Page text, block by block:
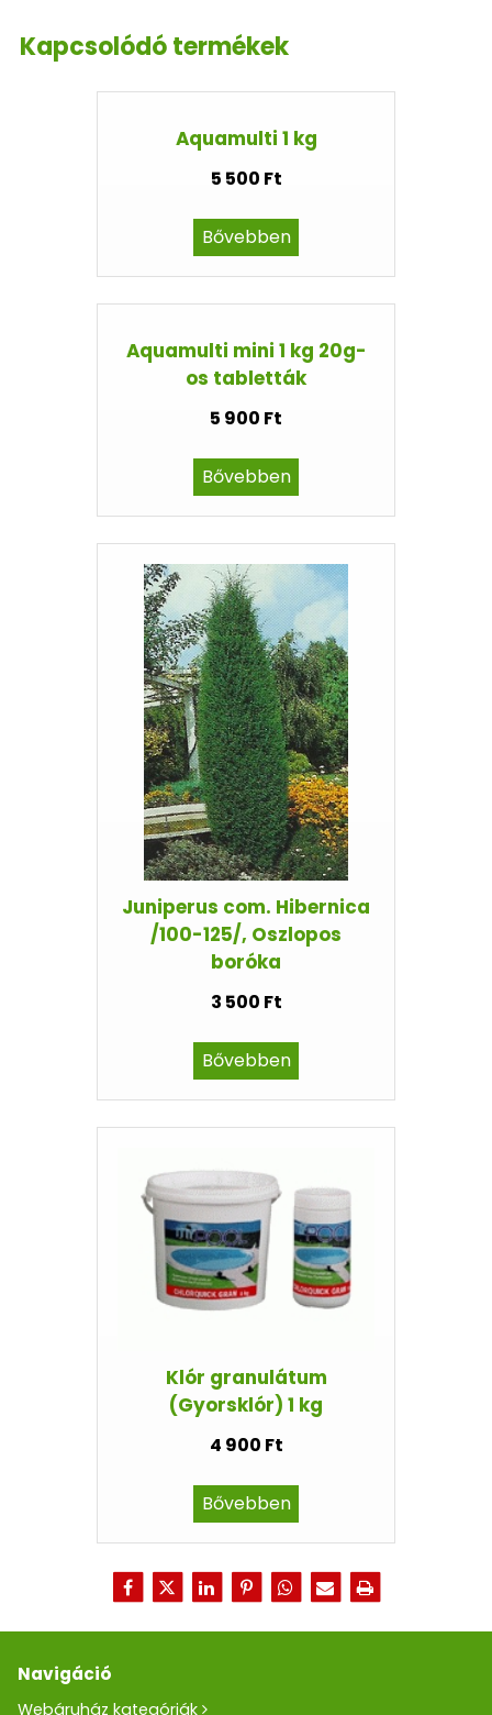
Kapcsolódó termékek
Aquamulti 1 kg
5 500 Ft
Bővebben
Aquamulti mini 1 kg 20g-
os tabletták
5 900 Ft
Bővebben
Juniperus com. Hibernica
/100-125/, Oszlopos
boróka
3 500 Ft
Bővebben
Klór granulátum
(Gyorsklór) 1 kg
4 900 Ft
Bővebben
Navigáció
Webáruház kategóriák